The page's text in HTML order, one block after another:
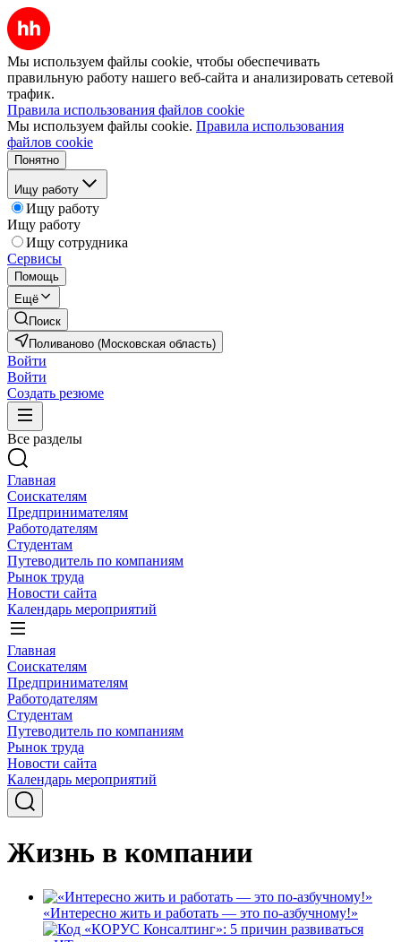
Мы используем файлы cookie, чтобы обеспечивать
правильную работу нашего веб-сайта и анализировать сетевой
трафик.
Правила использования файлов cookie
Мы используем файлы cookie. Правила использования
файлов cookie
Понятно
Ищу работу
Ищу работу
Ищу работу
Ищу сотрудника
Сервисы
Помощь
Ещё
Поиск
Поливаново (Московская область)
Войти
Войти
Создать резюме
Все разделы
Главная
Соискателям
Предпринимателям
Работодателям
Студентам
Путеводитель по компаниям
Рынок труда
Новости сайта
Календарь мероприятий
Главная
Соискателям
Предпринимателям
Работодателям
Студентам
Путеводитель по компаниям
Рынок труда
Новости сайта
Календарь мероприятий
Жизнь в компании
«Интересно жить и работать — это по-азбучному!»